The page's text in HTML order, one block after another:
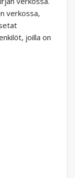
verkossa,
joilla on